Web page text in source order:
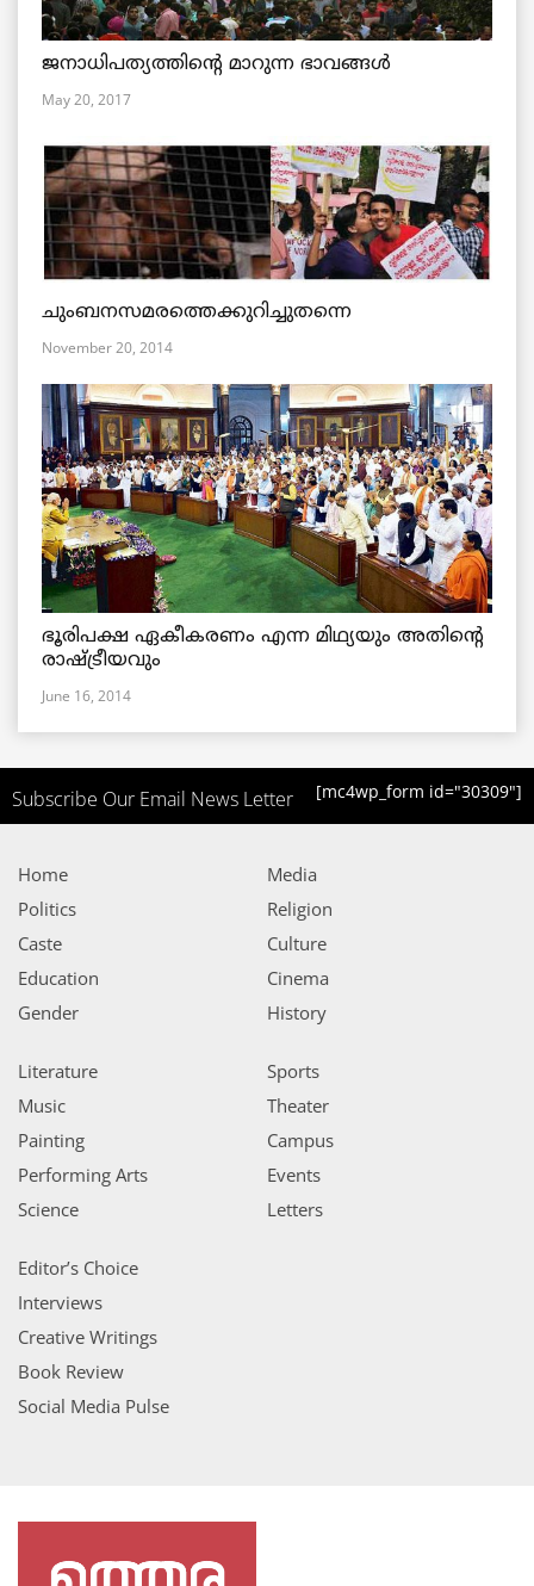
ജനാധിപത്യത്തിന്റെ മാറുന്ന ഭാവങ്ങള്‍
May 20, 2017
ചുംബനസമരത്തെക്കുറിച്ചുതന്നെ
November 20, 2014
ഭൂരിപക്ഷ ഏകീകരണം എന്ന മിഥ്യയും അതിന്റെ
രാഷ്ട്രീയവും
June 16, 2014
Subscribe Our Email News Letter [mc4wp_form id="30309"]
Home
Politics
Caste
Education
Gender
Media
Religion
Culture
Cinema
History
Literature
Music
Painting
Performing Arts
Science
Sports
Theater
Campus
Events
Letters
Editor’s Choice
Interviews
Creative Writings
Book Review
Social Media Pulse